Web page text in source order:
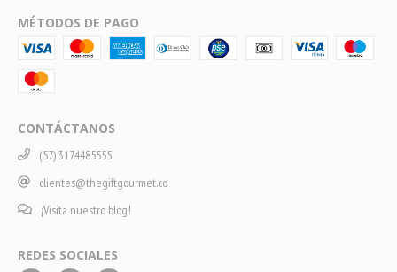
MÉTODOS DE PAGO
CONTÁCTANOS
(57) 3174485555
clientes@thegiftgourmet.co
¡Visita nuestro blog!
REDES SOCIALES